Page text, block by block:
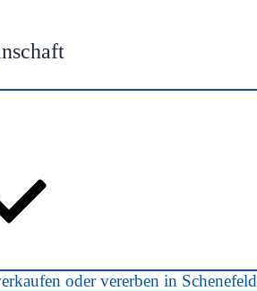
oder vererben in Schenefeld